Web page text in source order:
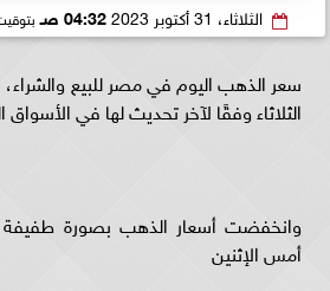
الثلاثاء، 31 أكتوبر 2023 04:32 صـ
سعر الذهب اليوم في مصر للبيع
الثلاثاء وفقًا لآخر تحديث لها في الأسواق
وانخفضت أسعار الذهب بصورة طفيفة
أمس الإثنين